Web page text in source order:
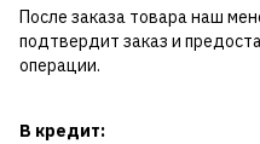
После заказа товара наш
подтвердит заказ и
операции.
В кредит: